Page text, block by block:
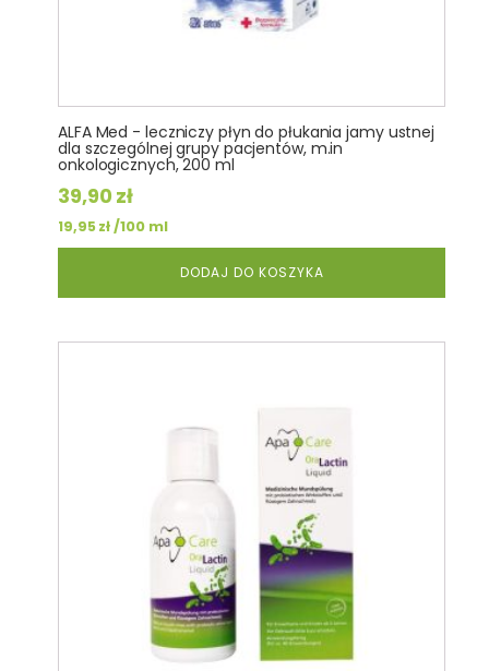
ALFA Med - leczniczy płyn do płukania jamy ustnej
dla szczególnej grupy pacjentów, m.in
onkologicznych, 200 ml
39,90 zł
19,95zł/100 ml
DODAJ DO KOSZYKA